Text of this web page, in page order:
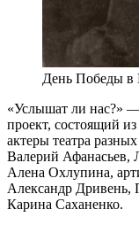
День Победы в
«Услышат ли нас?»
проект, состоящий
актеры театра
Валерий Афанасьев,
Алена Охлупина,
Александр
Карина Саханенко.